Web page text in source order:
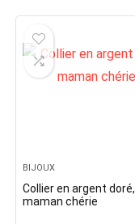
BIJOUX
Collier en argent doré,
maman chérie